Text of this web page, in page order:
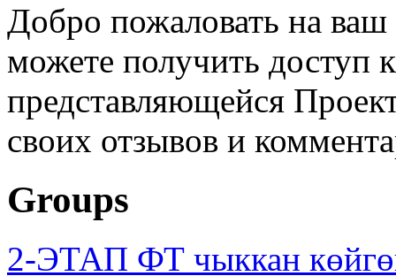
Добро пожаловать на
можете получить доступ
представляющейся
своих отзывов и
Groups
2-ЭТАП ФТ чыккан